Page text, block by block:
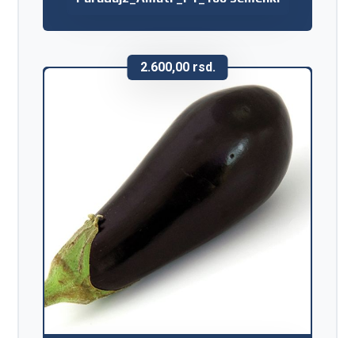
2.600,00 rsd.